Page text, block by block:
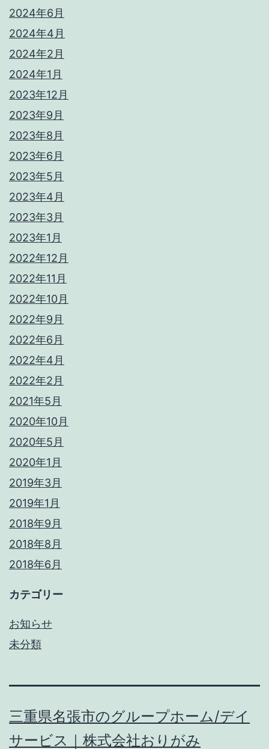
2024年6月
2024年4月
2024年2月
2024年1月
2023年12月
2023年9月
2023年8月
2023年6月
2023年5月
2023年4月
2023年3月
2023年1月
2022年12月
2022年11月
2022年10月
2022年9月
2022年6月
2022年4月
2022年2月
2021年5月
2020年10月
2020年5月
2020年1月
2019年3月
2019年1月
2018年9月
2018年8月
2018年6月
カテゴリー
お知らせ
未分類
三重県名張市のグループホーム/デイ
サービス｜株式会社おりがみ